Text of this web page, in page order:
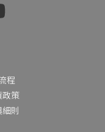
程
政策
則